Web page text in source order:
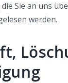
Sie an uns
werden.